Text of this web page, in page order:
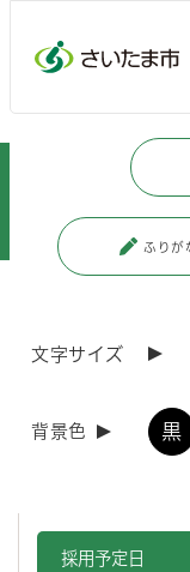
ふりが
文字サイズ
背景色 黒
子育て
保育所・保育サービス
令和8年度さいたま市職
令和8年度さい
産前産後休暇・育児休
務していただく正規職
採用予定日